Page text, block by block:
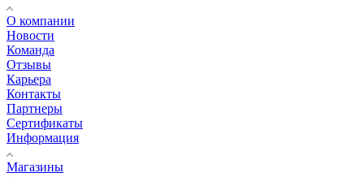
О компании
Новости
Команда
Отзывы
Карьера
Контакты
Партнеры
Сертификаты
Информация
Магазины